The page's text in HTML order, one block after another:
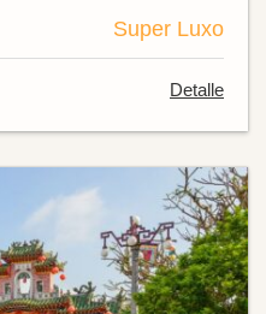
Super Luxo
Detalle